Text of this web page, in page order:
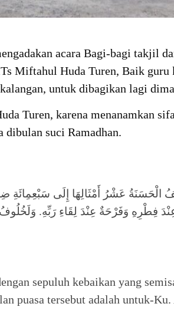
acara Bagi-bagi takjil
Miftahul Huda Turen, Baik guru
untuk dibagikan lagi
Turen, karena menanamkan
dibulan suci Ramadhan.
عَشْرُ أَمْثَالِهَا إِلَى سَبْعِمِائَةِ
فِطْرِهِ وَفَرْحَةٌ عِنْدَ لِقَاءِ رَبِّهِ.
sepuluh kebaikan yang
puasa tersebut adalah untuk-